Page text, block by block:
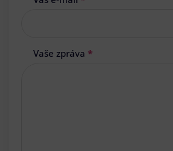
Vaše zpráva *